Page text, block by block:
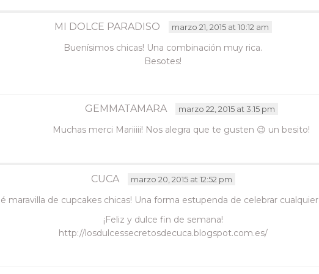
MI DOLCE PARADISO marzo 21, 2015 at 10:12 am
Buenísimos chicas! Una combinación muy rica.
Besotes!
GEMMATAMARA marzo 22, 2015 at 3:15 pm
Muchas merci Mariiiii! Nos alegra que te gusten 😉 un besito!
CUCA marzo 20, 2015 at 12:52 pm
maravilla de cupcakes chicas! Una forma estupenda de celebrar
¡Feliz y dulce fin de semana!
http://losdulcessecretosdecuca.blogspot.com.es/